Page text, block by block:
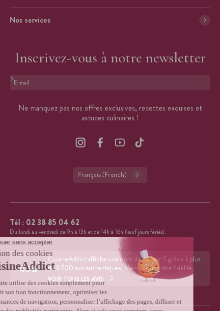
Nos services
Inscrivez-vous à notre newsletter
Format : adresse@email.com
Ne manquez pas nos offres exclusives, recettes exquises et
astuces culinaires !
Français (French)
Tél : 02 38 85 04 62
Du lundi au vendredi de 9h à 13h et de 14h à 16h (sauf jours fériés).
4.7
CuisineAddict affiche une note de 4,7 sur 5 grâce à plus
de 3 700 avis authentiques. Merci pour votre fidélité.
VOIR TOUS LES AVIS